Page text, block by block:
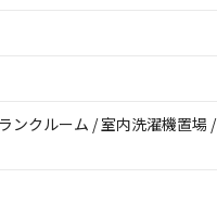
ンクルーム / 室内洗濯機置場 /